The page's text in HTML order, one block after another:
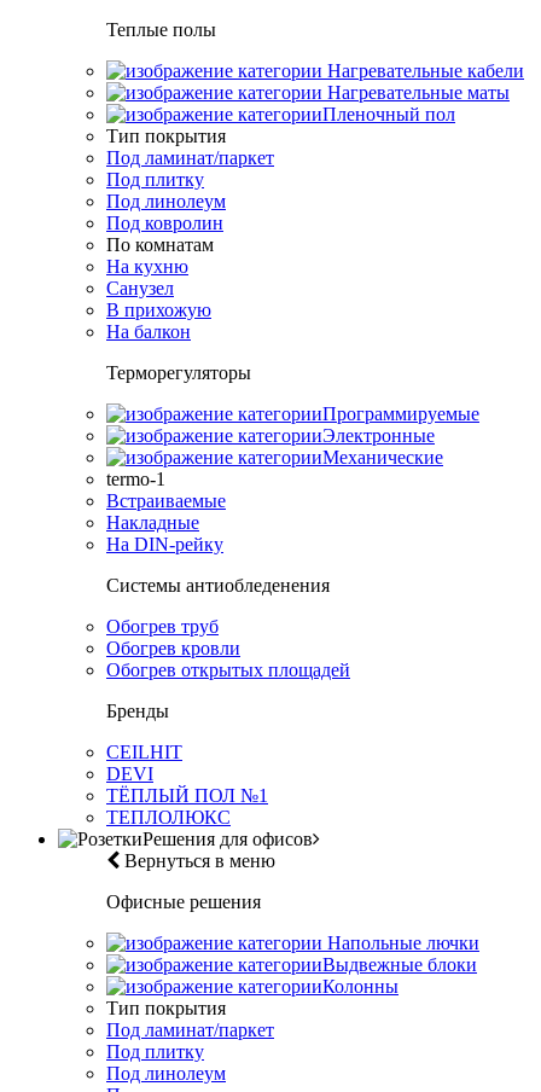
Теплые полы
Нагревательные кабели
Нагревательные маты
Пленочный пол
Тип покрытия
Под ламинат/паркет
Под плитку
Под линолеум
Под ковролин
По комнатам
На кухню
Санузел
В прихожую
На балкон
Терморегуляторы
Программируемые
Электронные
Механические
termo-1
Встраиваемые
Накладные
На DIN-рейку
Системы антиобледенения
Обогрев труб
Обогрев кровли
Обогрев открытых площадей
Бренды
CEILHIT
DEVI
ТЁПЛЫЙ ПОЛ №1
ТЕПЛОЛЮКС
Решения для офисов
Вернуться в меню
Офисные решения
Напольные лючки
Выдвежные блоки
Колонны
Тип покрытия
Под ламинат/паркет
Под плитку
Под линолеум